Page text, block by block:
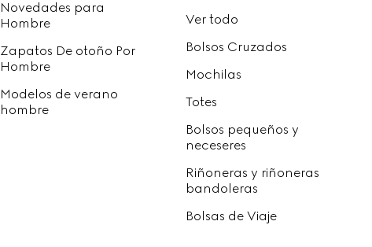
Novedades para
Hombre
Zapatos De otoño Por
Hombre
Modelos de verano
hombre
Ver todo
Bolsos Cruzados
Mochilas
Totes
Bolsos pequeños y
neceseres
Riñoneras y riñoneras
bandoleras
Bolsas de Viaje